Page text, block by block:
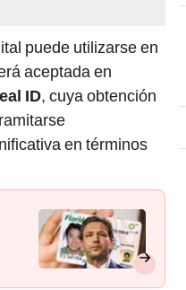
puede utilizarse en
aceptada en
ID, cuya obtención
en términos